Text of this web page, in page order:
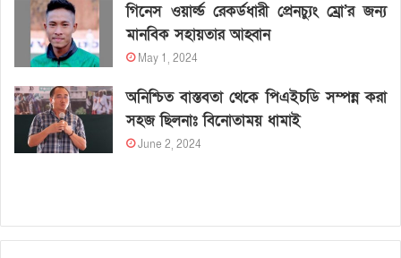
গিনেস ওয়ার্ল্ড রেকর্ডধারী প্রেনচ্যুং ম্রো’র জন্য
মানবিক সহায়তার আহ্বান
May 1, 2024
অনিশ্চিত বাস্তবতা থেকে পিএইচডি সম্পন্ন করা
সহজ ছিলনাঃ বিনোতাময় ধামাই
June 2, 2024